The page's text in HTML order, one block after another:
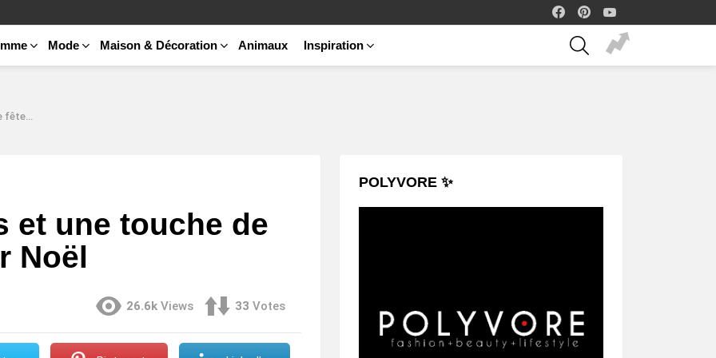
facebook
Mode Maison & Décoration Animaux Inspiration
SEARCH
Noël
et une touche de
Noël
26.6k Views 33 Votes
POLYVORE ✨